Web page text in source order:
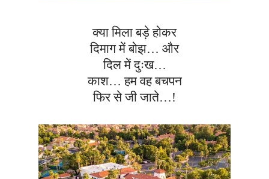
क्या मिला बड़े होकर
दिमाग में बोझ… और
दिल में दुःख…
काश… हम वह बचपन
फिर से जी जाते…!